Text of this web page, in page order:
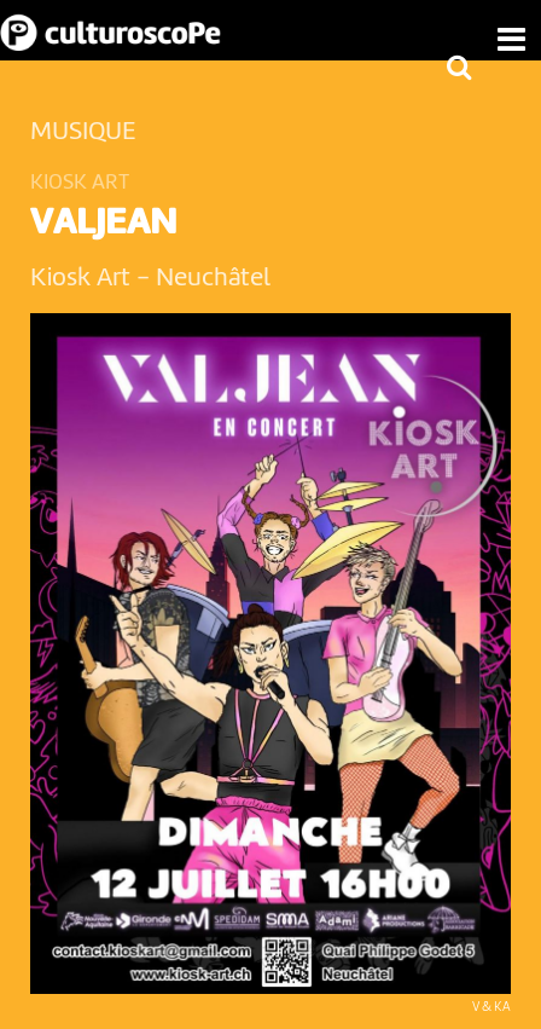
V & KA
MUSIQUE
KIOSK ART
VALJEAN
Kiosk Art - Neuchâtel